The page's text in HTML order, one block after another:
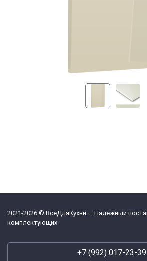
2021-2026 © ВсеДляКухни — Надежный
комплектующих
+7 (992) 017-23-39